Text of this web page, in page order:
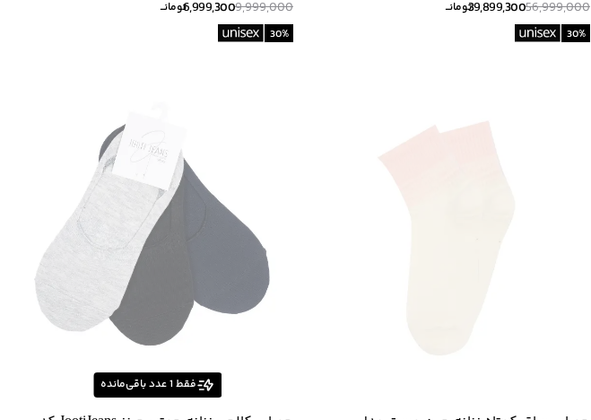
56,999,000
39,899,300تومانــ
30%
9,999,000
6,999,300تومانــ
30%
فقط 1عدد باقی‌مانده